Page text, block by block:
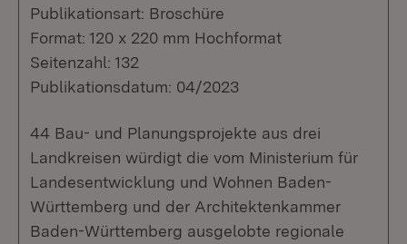
Publikationsart: Broschüre
Format: 120 x 220 mm Hochformat
Seitenzahl: 132
Publikationsdatum: 04/2023
44 Bau- und Planungsprojekte aus drei
Landkreisen würdigt die vom Ministerium für
Landesentwicklung und Wohnen Baden-
Württemberg und der Architektenkammer
Baden-Württemberg ausgelobte regionale